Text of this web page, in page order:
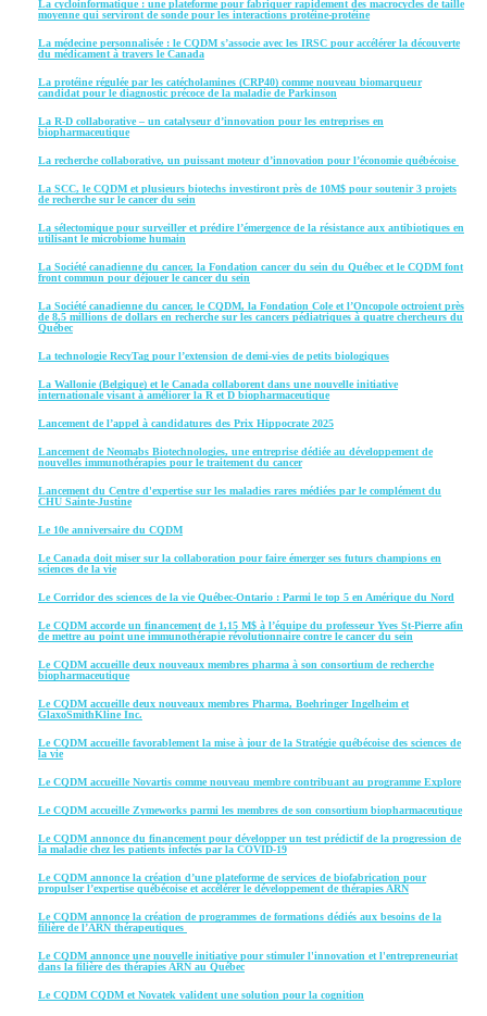
La cycloinformatique : une plateforme pour fabriquer rapidement des macrocycles de taille
moyenne qui serviront de sonde pour les interactions protéine-protéine
La médecine personnalisée : le CQDM s’associe avec les IRSC pour accélérer la découverte
du médicament à travers le Canada
La protéine régulée par les catécholamines (CRP40) comme nouveau biomarqueur
candidat pour le diagnostic précoce de la maladie de Parkinson
La R-D collaborative – un catalyseur d’innovation pour les entreprises en
biopharmaceutique
La recherche collaborative, un puissant moteur d’innovation pour l’économie québécoise
La SCC, le CQDM et plusieurs biotechs investiront près de 10M$ pour soutenir 3 projets
de recherche sur le cancer du sein
La sélectomique pour surveiller et prédire l’émergence de la résistance aux antibiotiques en
utilisant le microbiome humain
La Société canadienne du cancer, la Fondation cancer du sein du Québec et le CQDM font
front commun pour déjouer le cancer du sein
La Société canadienne du cancer, le CQDM, la Fondation Cole et l’Oncopole octroient près
de 8,5 millions de dollars en recherche sur les cancers pédiatriques à quatre chercheurs du
Québec
La technologie RecyTag pour l’extension de demi-vies de petits biologiques
La Wallonie (Belgique) et le Canada collaborent dans une nouvelle initiative
internationale visant à améliorer la R et D biopharmaceutique
Lancement de l’appel à candidatures des Prix Hippocrate 2025
Lancement de Neomabs Biotechnologies, une entreprise dédiée au développement de
nouvelles immunothérapies pour le traitement du cancer
Lancement du Centre d'expertise sur les maladies rares médiées par le complément du
CHU Sainte-Justine
Le 10e anniversaire du CQDM
Le Canada doit miser sur la collaboration pour faire émerger ses futurs champions en
sciences de la vie
Le Corridor des sciences de la vie Québec-Ontario : Parmi le top 5 en Amérique du Nord
Le CQDM accorde un financement de 1,15 M$ à l’équipe du professeur Yves St-Pierre afin
de mettre au point une immunothérapie révolutionnaire contre le cancer du sein
Le CQDM accueille deux nouveaux membres pharma à son consortium de recherche
biopharmaceutique
Le CQDM accueille deux nouveaux membres Pharma, Boehringer Ingelheim et
GlaxoSmithKline Inc.
Le CQDM accueille favorablement la mise à jour de la Stratégie québécoise des sciences de
la vie
Le CQDM accueille Novartis comme nouveau membre contribuant au programme Explore
Le CQDM accueille Zymeworks parmi les membres de son consortium biopharmaceutique
Le CQDM annonce du financement pour développer un test prédictif de la progression de
la maladie chez les patients infectés par la COVID-19
Le CQDM annonce la création d’une plateforme de services de biofabrication pour
propulser l’expertise québécoise et accélérer le développement de thérapies ARN
Le CQDM annonce la création de programmes de formations dédiés aux besoins de la
filière de l’ARN thérapeutiques
Le CQDM annonce une nouvelle initiative pour stimuler l'innovation et l'entrepreneuriat
dans la filière des thérapies ARN au Québec
Le CQDM CQDM et Novatek valident une solution pour la cognition